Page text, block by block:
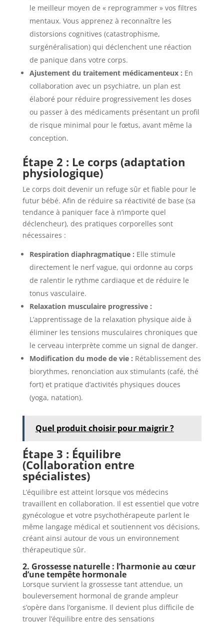
le meilleur moyen de « reprogrammer » vos filtres
mentaux. Vous apprenez à reconnaître les
distorsions cognitives (catastrophisme,
surgénéralisation) qui déclenchent une réaction
de panique dans votre corps.
Ajustement du traitement médicamenteux : En
collaboration avec un psychiatre, un plan est
élaboré pour réduire progressivement les doses
ou passer à des médicaments présentant un profil
de risque minimal pour le fœtus, avant même la
conception.
Étape 2 : Le corps (adaptation
physiologique)
Le corps doit devenir un refuge sûr et fiable pour le
futur bébé. Afin de réduire sa réactivité de base (sa
tendance à paniquer face à n’importe quel
déclencheur), des pratiques corporelles sont
nécessaires :
Respiration diaphragmatique : Elle stimule
directement le nerf vague, qui ordonne au corps
de ralentir le rythme cardiaque et de réduire le
tonus vasculaire.
Relaxation musculaire progressive :
L’apprentissage de la relaxation physique aide à
éliminer les tensions musculaires chroniques que
le cerveau interprète comme un signal de danger.
Modification du mode de vie : Rétablissement des
biorythmes, renonciation aux stimulants (café, thé
fort) et pratique d’activités physiques douces
(yoga, natation).
Quel produit choisir pour maigrir ?
Étape 3 : Équilibre
(Collaboration entre
spécialistes)
L’équilibre est atteint lorsque vos médecins
travaillent en collaboration. Il est essentiel que votre
gynécologue et votre psychothérapeute parlent le
même langage médical et soutiennent vos décisions,
créant ainsi autour de vous un environnement
thérapeutique sûr.
2. Grossesse naturelle : l’harmonie au cœur
d’une tempête hormonale
Lorsque survient la grossesse tant attendue, un
bouleversement hormonal de grande ampleur
s’opère dans l’organisme. Il devient plus difficile de
trouver l’équilibre entre des sensations